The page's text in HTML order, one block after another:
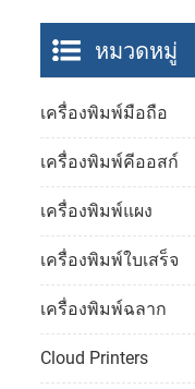
หมวดหมู่
เครื่องพิมพ์มือถือ
เครื่องพิมพ์คีออสก์
เครื่องพิมพ์แผง
เครื่องพิมพ์ใบเสร็จ
เครื่องพิมพ์ฉลาก
Cloud Printers